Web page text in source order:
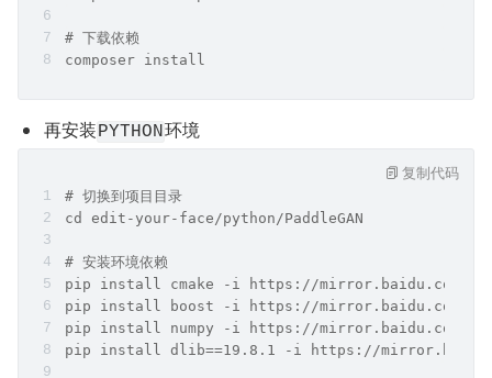
# 下载依赖
composer install
再安装PYTHON环境
# 切换到项目目录
cd edit-your-face/python/PaddleGAN
# 安装环境依赖
pip install cmake -i https://mirror.baidu.com/
pip install boost -i https://mirror.baidu.com/
pip install numpy -i https://mirror.baidu.com/
pip install dlib==19.8.1 -i https://
复制代码